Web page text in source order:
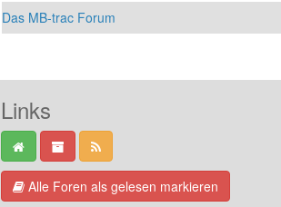
Das MB-trac Forum
Links
Alle Foren als gelesen markieren